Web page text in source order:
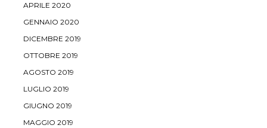
APRILE 2020
GENNAIO 2020
DICEMBRE 2019
OTTOBRE 2019
AGOSTO 2019
LUGLIO 2019
GIUGNO 2019
MAGGIO 2019